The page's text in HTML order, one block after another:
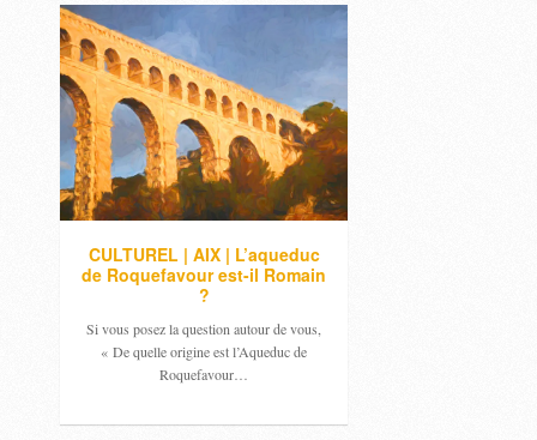
CULTUREL | AIX | L’aqueduc
de Roquefavour est-il Romain
?
Si vous posez la question autour de vous,
« De quelle origine est l’Aqueduc de
Roquefavour…